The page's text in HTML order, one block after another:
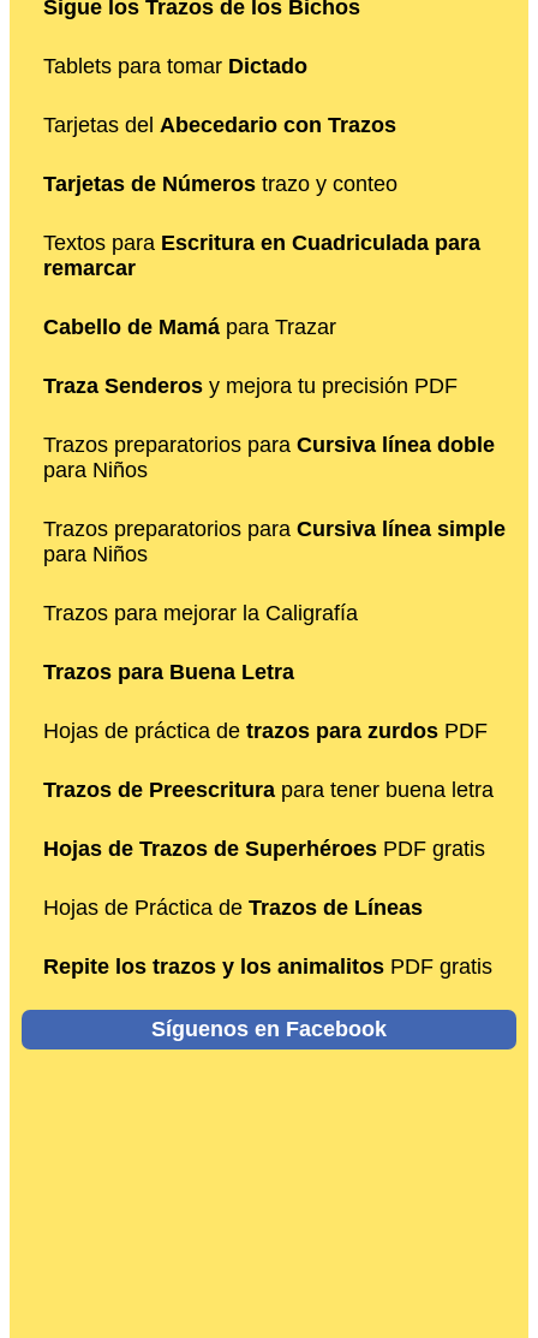
Sigue los Trazos de los Bichos
Tablets para tomar Dictado
Tarjetas del Abecedario con Trazos
Tarjetas de Números trazo y conteo
Textos para Escritura en Cuadriculada para
remarcar
Cabello de Mamá para Trazar
Traza Senderos y mejora tu precisión PDF
Trazos preparatorios para Cursiva línea doble
para Niños
Trazos preparatorios para Cursiva línea simple
para Niños
Trazos para mejorar la Caligrafía
Trazos para Buena Letra
Hojas de práctica de trazos para zurdos PDF
Trazos de Preescritura para tener buena letra
Hojas de Trazos de Superhéroes PDF gratis
Hojas de Práctica de Trazos de Líneas
Repite los trazos y los animalitos PDF gratis
Síguenos en Facebook